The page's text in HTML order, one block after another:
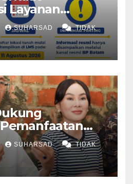
Layanan
Alokasi Tanah
Hadir Melalui
SUHARSAD TIDAK
SUHARSAD TIDAK